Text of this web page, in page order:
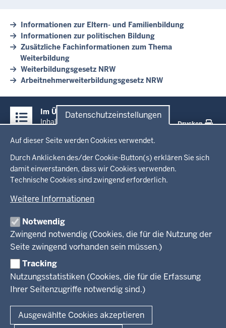
Datenschutzeinstellungen
Auf dieser Seite werden Cookies verwendet.
Durch Anklicken des/der Cookie-Button(s) erklären Sie sich
damit einverstanden, dass wir Cookies verwenden.
Technische Cookies sind zwingend erforderlich.
Weitere Informationen
Notwendig
Zwingend notwendig (Cookies, die für die Nutzung der
Seite zwingend vorhanden sein müssen.)
Tracking
Nutzungsstatistiken (Cookies, die für die Erfassung
Ihrer Seitenzugriffe notwendig sind.)
Ausgewählte Cookies akzeptieren
Informationen zur Eltern- und Familienbildung
Informationen zur politischen Bildung
Zusätzliche Fachinformationen zum Thema
Weiterbildung
Weiterbildungsgesetz NRW
Arbeitnehmerweiterbildungsgesetz NRW
Inhalte
Im Überblick
Inhalt
Drucken
Menü
in
der
Fußzeile
Startseite
Ministerium
Leitung des Hauses
Organisation
Arbeitgeber Ministerium
Rechtsgrundlagen
Kultur
Wissenschaft, Forschung, Lehre und Studium
Presse
Service
Kontakt
Fußzeile
Datenschutz Erklärung zur Barrierefreiheit